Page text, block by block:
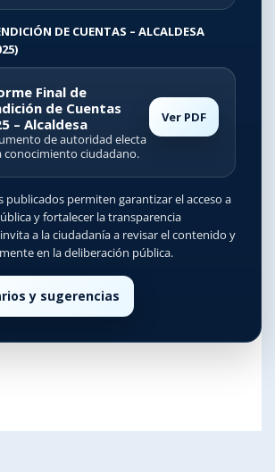
DE CUENTAS – ALCALDESA
Final de
de Cuentas
– Alcaldesa
de autoridad electa
conocimiento ciudadano.
Ver PDF
publicados permiten garantizar el acceso a
y fortalecer la transparencia
a la ciudadanía a revisar el contenido y
en la deliberación pública.
y sugerencias